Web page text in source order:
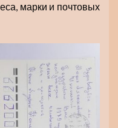
марки и почтовых